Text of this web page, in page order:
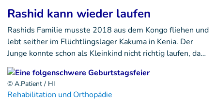
Rashid kann wieder laufen
Rashids Familie musste 2018 aus dem Kongo fliehen und
lebt seither im Flüchtlingslager Kakuma in Kenia. Der
Junge konnte schon als Kleinkind nicht richtig laufen, da…
© A.Patient / HI
Rehabilitation und Orthopädie